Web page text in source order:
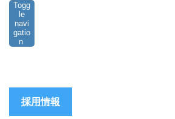
Togg
le
navi
gatio
n
採用情報